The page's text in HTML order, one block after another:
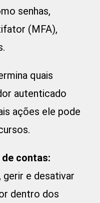
senhas,
(MFA),
quais
autenticado
ações ele pode
contas:
gerir e desativar
dentro dos